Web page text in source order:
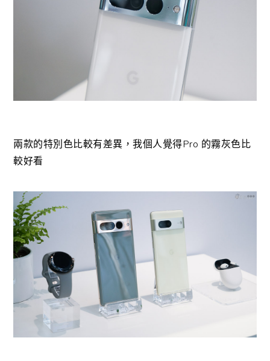
兩款的特別色比較有差異，我個人覺得Pro 的霧灰色比
較好看